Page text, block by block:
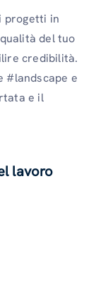
progetti in
del tuo
credibilità.
#landscape e
e il
lavoro